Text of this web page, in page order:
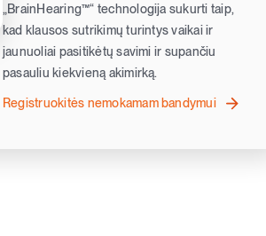
„BrainHearing™“ technologija sukurti taip,
kad klausos sutrikimų turintys vaikai ir
jaunuoliai pasitikėtų savimi ir supančiu
pasauliu kiekvieną akimirką.
Registruokitės nemokamam bandymui